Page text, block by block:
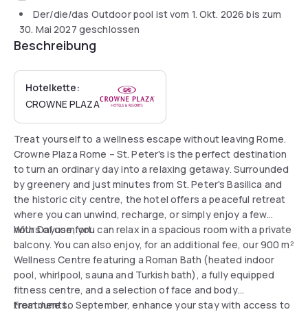
Der/die/das Outdoor pool ist vom 1. Okt. 2026 bis zum
30. Mai 2027 geschlossen
Beschreibung
Hotelkette:
CROWNE PLAZA
Treat yourself to a wellness escape without leaving Rome.
Crowne Plaza Rome – St. Peter's is the perfect destination
to turn an ordinary day into a relaxing getaway. Surrounded
by greenery and just minutes from St. Peter's Basilica and
the historic city centre, the hotel offers a peaceful retreat
where you can unwind, recharge, or simply enjoy a few
hours of comfort.
With Dayuse, you can relax in a spacious room with a private
balcony. You can also enjoy, for an additional fee, our 900 m²
Wellness Centre featuring a Roman Bath (heated indoor
pool, whirlpool, sauna and Turkish bath), a fully equipped
fitness centre, and a selection of face and body
treatments.
From June to September, enhance your stay with access to